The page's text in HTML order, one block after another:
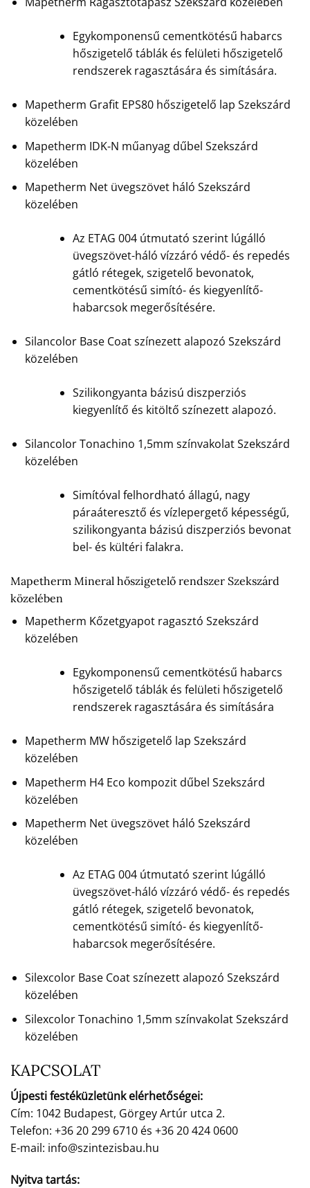
Egykomponensű cementkötésű habarcs
hőszigetelő táblák és felületi hőszigetelő
rendszerek ragasztására és simítására.
Mapetherm Grafit EPS80 hőszigetelő lap Szekszárd
közelében
Mapetherm IDK-N műanyag dűbel Szekszárd
közelében
Mapetherm Net üvegszövet háló Szekszárd
közelében
Az ETAG 004 útmutató szerint lúgálló
üvegszövet-háló vízzáró védő- és repedés
gátló rétegek, szigetelő bevonatok,
cementkötésű simító- és kiegyenlítő-
habarcsok megerősítésére.
Silancolor Base Coat színezett alapozó Szekszárd
közelében
Szilikongyanta bázisú diszperziós
kiegyenlítő és kitöltő színezett alapozó.
Silancolor Tonachino 1,5mm színvakolat Szekszárd
közelében
Simítóval felhordható állagú, nagy
páraáteresztő és vízlepergető képességű,
szilikongyanta bázisú diszperziós bevonat
bel- és kültéri falakra.
Mapetherm Mineral hőszigetelő rendszer Szekszárd
közelében
Mapetherm Kőzetgyapot ragasztó Szekszárd
közelében
Egykomponensű cementkötésű habarcs
hőszigetelő táblák és felületi hőszigetelő
rendszerek ragasztására és simítására
Mapetherm MW hőszigetelő lap Szekszárd
közelében
Mapetherm H4 Eco kompozit dűbel Szekszárd
közelében
Mapetherm Net üvegszövet háló Szekszárd
közelében
Az ETAG 004 útmutató szerint lúgálló
üvegszövet-háló vízzáró védő- és repedés
gátló rétegek, szigetelő bevonatok,
cementkötésű simító- és kiegyenlítő-
habarcsok megerősítésére.
Silexcolor Base Coat színezett alapozó Szekszárd
közelében
Silexcolor Tonachino 1,5mm színvakolat Szekszárd
közelében
KAPCSOLAT
Újpesti festéküzletünk elérhetőségei:
Cím: 1042 Budapest, Görgey Artúr utca 2.
Telefon: +36 20 299 6710 és +36 20 424 0600
E-mail: info@szintezisbau.hu
Nyitva tartás: